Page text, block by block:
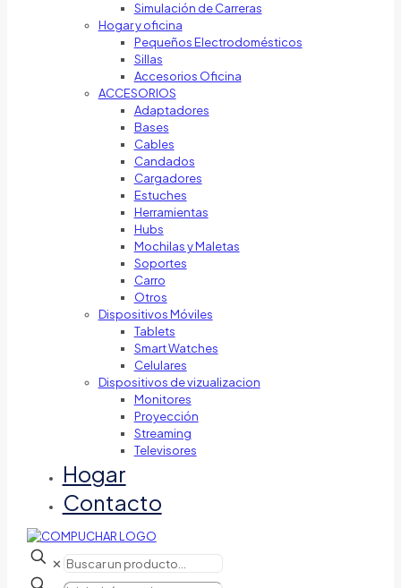
Simulación de Carreras
Hogar y oficina
Pequeños Electrodomésticos
Sillas
Accesorios Oficina
ACCESORIOS
Adaptadores
Bases
Cables
Candados
Cargadores
Estuches
Herramientas
Hubs
Mochilas y Maletas
Soportes
Carro
Otros
Dispositivos Móviles
Tablets
Smart Watches
Celulares
Dispositivos de vizualizacion
Monitores
Proyección
Streaming
Televisores
Hogar
Contacto
✕